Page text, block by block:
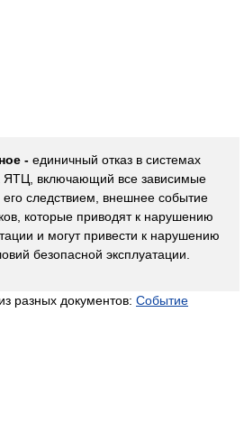
- единичный отказ в системах
ЯТЦ, включающий все зависимые
следствием, внешнее событие
которые приводят к нарушению
и могут привести к нарушению
безопасной эксплуатации.
разных документов: Событие